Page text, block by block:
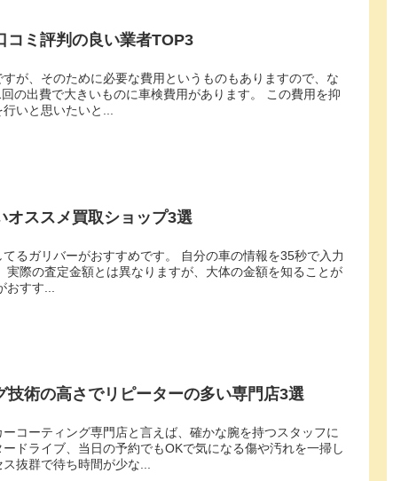
コミ評判の良い業者TOP3
が、そのために必要な費用というものもありますので、な
の出費で大きいものに車検費用があります。 この費用を抑
いと思いたいと...
オススメ買取ショップ3選
るガリバーがおすすめです。 自分の車の情報を35秒で入力
際の査定金額とは異なりますが、大体の金額を知ることが
すす...
術の高さでリピーターの多い専門店3選
コーティング専門店と言えば、確かな腕を持つスタッフに
ドライブ、当日の予約でもOKで気になる傷や汚れを一掃し
抜群で待ち時間が少な...